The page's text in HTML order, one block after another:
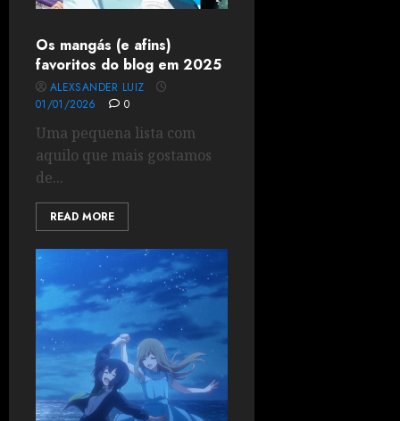
Os mangás (e afins)
favoritos do blog em 2025
ALEXSANDER LUIZ
01/01/2026
0
Uma pequena lista com
aquilo que mais gostamos
de...
READ MORE